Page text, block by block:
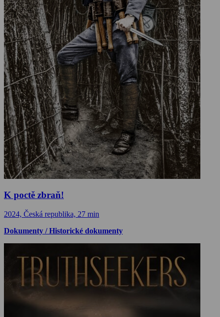
K poctě zbraň!
2024, Česká republika, 27 min
Dokumenty / Historické dokumenty